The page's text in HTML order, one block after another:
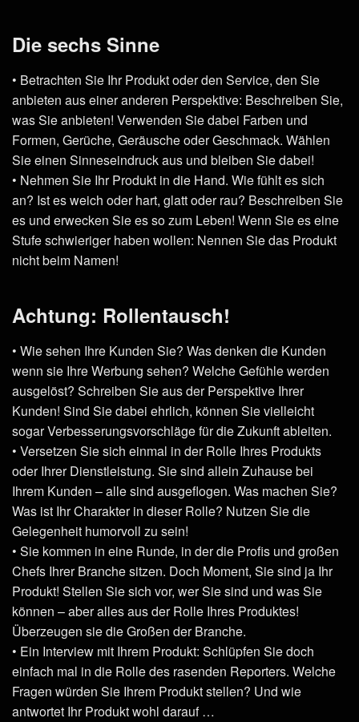
Die sechs Sinne
• Betrachten Sie Ihr Produkt oder den Service, den Sie
anbieten aus einer anderen Perspektive: Beschreiben Sie,
was Sie anbieten! Verwenden Sie dabei Farben und
Formen, Gerüche, Geräusche oder Geschmack. Wählen
Sie einen Sinneseindruck aus und bleiben Sie dabei!
• Nehmen Sie Ihr Produkt in die Hand. Wie fühlt es sich
an? Ist es weich oder hart, glatt oder rau? Beschreiben Sie
es und erwecken Sie es so zum Leben! Wenn Sie es eine
Stufe schwieriger haben wollen: Nennen Sie das Produkt
nicht beim Namen!
Achtung: Rollentausch!
• Wie sehen Ihre Kunden Sie? Was denken die Kunden
wenn sie Ihre Werbung sehen? Welche Gefühle werden
ausgelöst? Schreiben Sie aus der Perspektive Ihrer
Kunden! Sind Sie dabei ehrlich, können Sie vielleicht
sogar Verbesserungsvorschläge für die Zukunft ableiten.
• Versetzen Sie sich einmal in der Rolle Ihres Produkts
oder Ihrer Dienstleistung. Sie sind allein Zuhause bei
Ihrem Kunden – alle sind ausgeflogen. Was machen Sie?
Was ist Ihr Charakter in dieser Rolle? Nutzen Sie die
Gelegenheit humorvoll zu sein!
• Sie kommen in eine Runde, in der die Profis und großen
Chefs Ihrer Branche sitzen. Doch Moment, Sie sind ja Ihr
Produkt! Stellen Sie sich vor, wer Sie sind und was Sie
können – aber alles aus der Rolle Ihres Produktes!
Überzeugen sie die Großen der Branche.
• Ein Interview mit Ihrem Produkt: Schlüpfen Sie doch
einfach mal in die Rolle des rasenden Reporters. Welche
Fragen würden Sie Ihrem Produkt stellen? Und wie
antwortet Ihr Produkt wohl darauf …